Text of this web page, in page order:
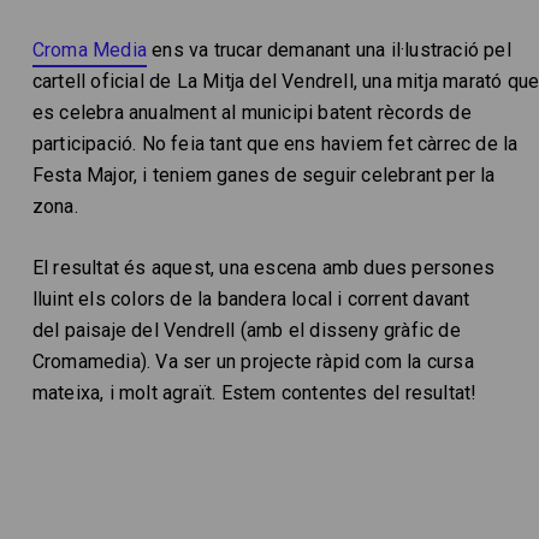
Croma Media ens va trucar demanant una il·lustració pel
cartell oficial de La Mitja del Vendrell, una mitja marató que
es celebra anualment al municipi batent rècords de
participació. No feia tant que ens haviem fet càrrec de la
Festa Major, i teniem ganes de seguir celebrant per la
zona.
El resultat és aquest, una escena amb dues persones
lluint els colors de la bandera local i corrent davant
del paisaje del Vendrell (amb el disseny gràfic de
Cromamedia). Va ser un projecte ràpid com la cursa
mateixa, i molt agraït. Estem contentes del resultat!